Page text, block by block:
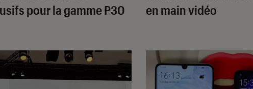
pour la gamme P30
en main vidéo